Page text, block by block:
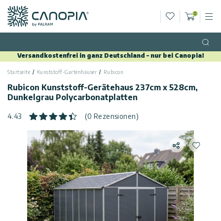
Canopia DE
Land USA
Kategorien
Gewächshäuser
Gartenpavillons
Gartenhäuser
Terrassenüberdachungen
Kontaktiere
Kundengalerie
Allgemein
Allgemeine
Geschäftsbedingungen
Wunschliste
0
Versandkostenfrei in ganz Deutschland – nur bei Canopia!
Startseite Kunststoff-Gartenhäuser Rubicon
Rubicon Kunststoff-Gerätehaus 237cm x 528cm,
Dunkelgrau Polycarbonatplatten
4.43 (0 Rezensionen)
TeilenZur